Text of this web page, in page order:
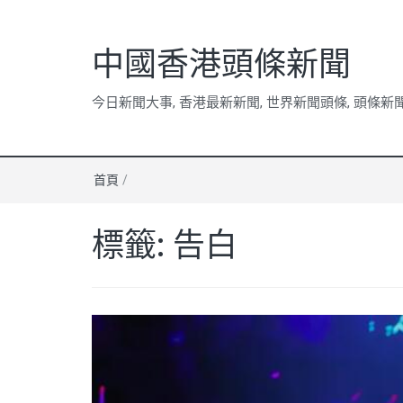
中國香港頭條新聞
今日新聞大事, 香港最新新聞, 世界新聞頭條, 頭條新
首頁 /
標籤: 告白